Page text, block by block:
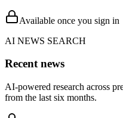
Available once you sign in
AI NEWS SEARCH
Recent news
AI-powered research across
from the last six months.